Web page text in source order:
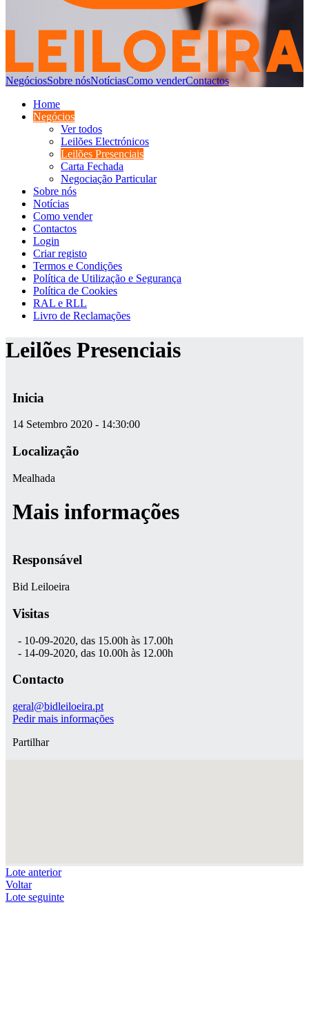
NegóciosSobre nósNotíciasComo venderContactos
Home
Negócios
Ver todos
Leilões Electrónicos
Leilões Presenciais
Carta Fechada
Negociação Particular
Sobre nós
Notícias
Como vender
Contactos
Login
Criar registo
Termos e Condições
Política de Utilização e Segurança
Política de Cookies
RAL e RLL
Livro de Reclamações
Leilões Presenciais
Inicia
14 Setembro 2020 - 14:30:00
Localização
Mealhada
Mais informações
Responsável
Bid Leiloeira
Visitas
- 10-09-2020, das 15.00h às 17.00h
- 14-09-2020, das 10.00h às 12.00h
Contacto
geral@bidleiloeira.pt
Pedir mais informações
Partilhar
Lote anterior
Voltar
Lote seguinte